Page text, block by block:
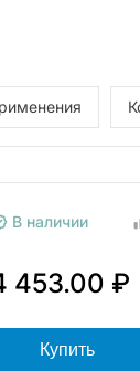
В наличии
453.00 ₽
Купить